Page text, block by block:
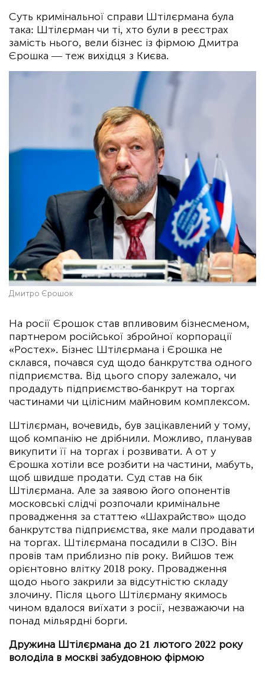
Суть кримінальної справи Штілєрмана була
така: Штілєрман чи ті, хто були в реєстрах
замість нього, вели бізнес із фірмою Дмитра
Єрошка — теж вихідця з Києва.
Дмитро Єрошок
На росії Єрошок став впливовим бізнесменом,
партнером російської збройної корпорації
«Ростех». Бізнес Штілєрмана і Єрошка не
склався, почався суд щодо банкрутства одного
підприємства. Від цього спору залежало, чи
продадуть підприємство-банкрут на торгах
частинами чи цілісним майновим комплексом.
Штілєрман, вочевидь, був зацікавлений у тому,
щоб компанію не дрібнили. Можливо, планував
викупити її на торгах і розвивати. А от у
Єрошка хотіли все розбити на частини, мабуть,
щоб швидше продати. Суд став на бік
Штілєрмана. Але за заявою його опонентів
московські слідчі розпочали кримінальне
провадження за статтею «Шахрайство» щодо
банкрутства підприємства, яке мали продавати
на торгах. Штілєрмана посадили в СІЗО. Він
провів там приблизно пів року. Вийшов теж
орієнтовно влітку 2018 року. Провадження
щодо нього закрили за відсутністю складу
злочину. Після цього Штілєрману якимось
чином вдалося виїхати з росії, незважаючи на
понад мільярдні борги.
Дружина Штілєрмана до 21 лютого 2022 року
володіла в москві забудовною фірмою